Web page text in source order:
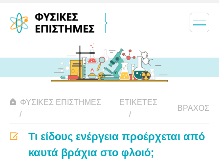
ΦΥΣΙΚΈΣ ΕΠΙΣΤΉΜΕΣ ΕΤΙΚΈΤΕΣ
ΒΡΆΧΟΣ
Τι είδους ενέργεια προέρχεται από
καυτά βράχια στο φλοιό;